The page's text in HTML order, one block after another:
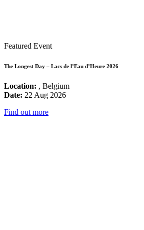
Featured Event
The Longest Day – Lacs de l’Eau d’Heure 2026
Location: , Belgium
Date: 22 Aug 2026
Find out more